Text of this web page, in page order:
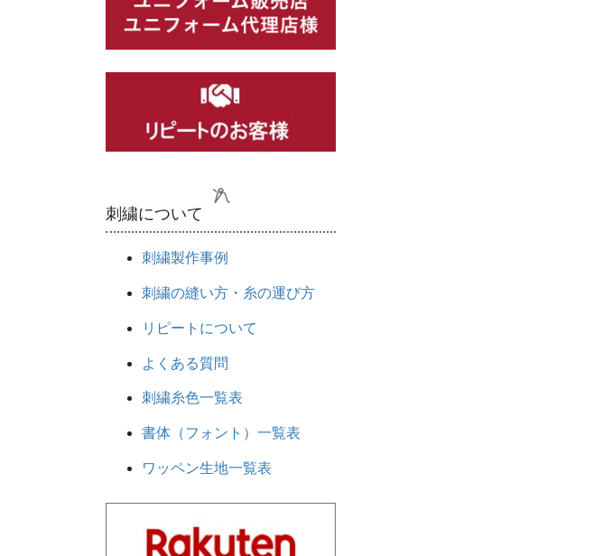
刺繍について
刺繍製作事例
刺繍の縫い方・糸の運び方
リピートについて
よくある質問
刺繍糸色一覧表
書体（フォント）一覧表
ワッペン生地一覧表